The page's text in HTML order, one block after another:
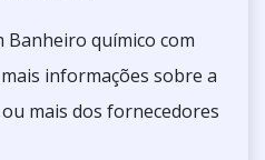
Banheiro químico com
informações sobre a
mais dos fornecedores